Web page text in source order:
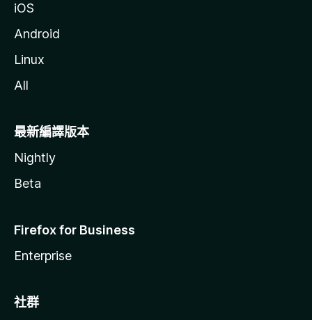
iOS
Android
Linux
All
最新編譯版本
Nightly
Beta
Firefox for Business
Enterprise
社群